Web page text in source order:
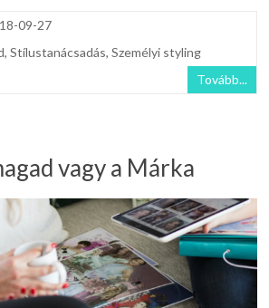
09-27
,Stílustanácsadás,Személyi styling
Tovább...
vagy a Márka